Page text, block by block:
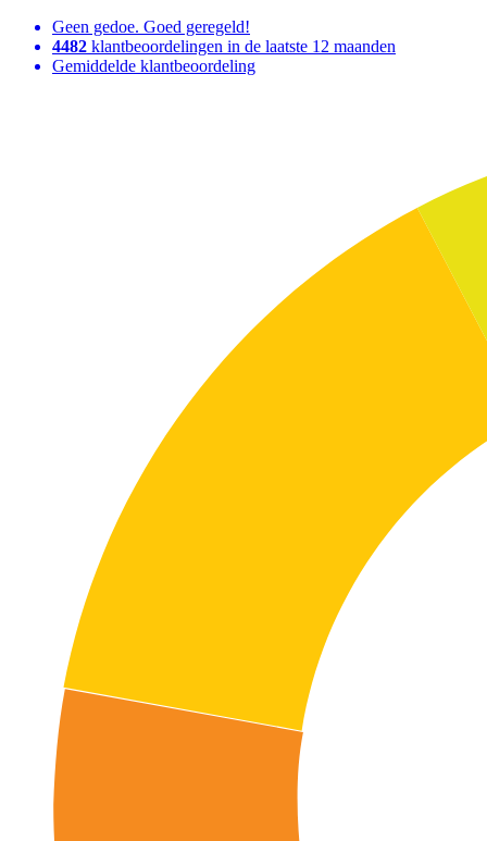
Geen gedoe. Goed geregeld!
4482 klantbeoordelingen in de laatste 12 maanden
Gemiddelde klantbeoordeling